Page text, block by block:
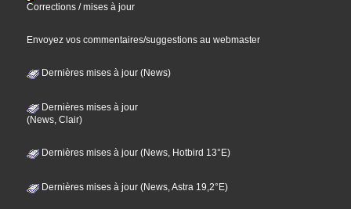
Corrections / mises à jour
Envoyez vos commentaires/suggestions au webmaster
Dernières mises à jour (News)
Dernières mises à jour
(News, Clair)
Dernières mises à jour (News, Hotbird 13°E)
Dernières mises à jour (News, Astra 19,2°E)